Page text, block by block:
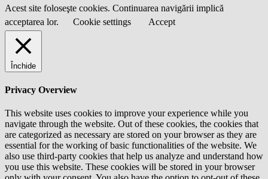
Acest site foloseşte cookies. Continuarea navigării implică
acceptarea lor.
Cookie settings Accept
Închide
Privacy Overview
This website uses cookies to improve your experience while you
navigate through the website. Out of these cookies, the cookies that
are categorized as necessary are stored on your browser as they are
essential for the working of basic functionalities of the website. We
also use third-party cookies that help us analyze and understand how
you use this website. These cookies will be stored in your browser